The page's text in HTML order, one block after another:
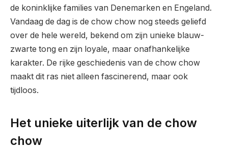
de koninklijke families van Denemarken en Engeland.
Vandaag de dag is de chow chow nog steeds geliefd
over de hele wereld, bekend om zijn unieke blauw-
zwarte tong en zijn loyale, maar onafhankelijke
karakter. De rijke geschiedenis van de chow chow
maakt dit ras niet alleen fascinerend, maar ook
tijdloos.
Het unieke uiterlijk van de chow
chow